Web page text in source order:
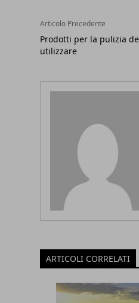
Articolo Precedente
Prodotti per la pulizia
utilizzare
ARTICOLI CORRELATI